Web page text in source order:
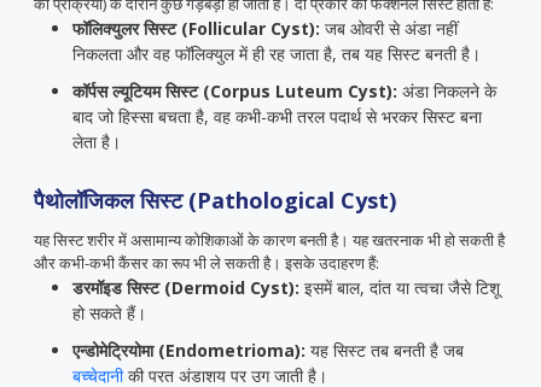
फॉलिक्युलर सिस्ट (Follicular Cyst): जब ओवरी से अंडा नहीं
निकलता और वह फॉलिक्युल में ही रह जाता है, तब यह सिस्ट बनती है।
कॉर्पस ल्यूटियम सिस्ट (Corpus Luteum Cyst): अंडा निकलने के
बाद जो हिस्सा बचता है, वह कभी-कभी तरल पदार्थ से भरकर सिस्ट बना
लेता है।
पैथोलॉजिकल सिस्ट (Pathological Cyst)
यह सिस्ट शरीर में असामान्य कोशिकाओं के कारण बनती है। यह खतरनाक भी हो सकती है
और कभी-कभी कैंसर का रूप भी ले सकती है। इसके उदाहरण हैं:
डरमॉइड सिस्ट (Dermoid Cyst): इसमें बाल, दांत या त्वचा जैसे टिशू
हो सकते हैं।
एन्डोमेट्रियोमा (Endometrioma): यह सिस्ट तब बनती है जब
बच्चेदानीकी परत अंडाशय पर उग जाती है।